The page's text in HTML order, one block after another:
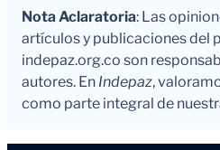
Nota Aclaratoria: Las
artículos y publicaciones del
indepaz.org.co son
autores. En Indepaz,
como parte integral de